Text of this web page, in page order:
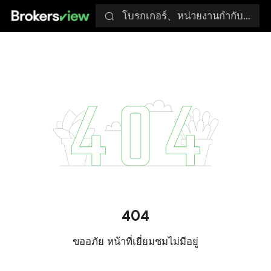
โบรกเกอร์、หน่วยงานกำกับดูแล
404
ขออภัย หน้าที่เยี่ยมชมไม่มีอยู่